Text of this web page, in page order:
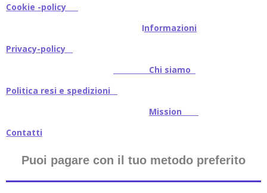
Cookie -policy
Informazioni
Privacy-policy
Chi siamo
Politica resi e spedizioni
Mission
Contatti
Puoi pagare con il tuo metodo preferito